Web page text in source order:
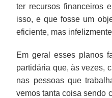
ter recursos financeiros
isso, e que fosse um
eficiente, mas
Em geral esses planos
partidária que, às vezes,
nas pessoas que
vemos tanta coisa sendo